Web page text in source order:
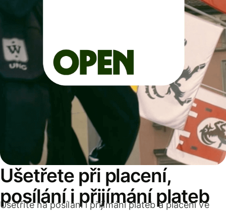
Ušetřete při placení,
posílání i přijímání plateb
Ušetříte na posílání i přijímání plateb a placení ve